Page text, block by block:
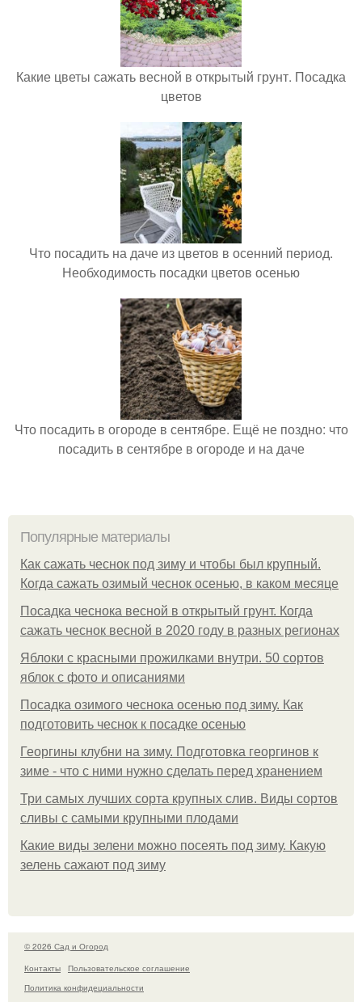
Какие цветы сажать весной в открытый грунт. Посадка
цветов
Что посадить на даче из цветов в осенний период.
Необходимость посадки цветов осенью
Что посадить в огороде в сентябре. Ещё не поздно: что
посадить в сентябре в огороде и на даче
Популярные материалы
Как сажать чеснок под зиму и чтобы был крупный.
Когда сажать озимый чеснок осенью, в каком месяце
Посадка чеснока весной в открытый грунт. Когда
сажать чеснок весной в 2020 году в разных регионах
Яблоки с красными прожилками внутри. 50 сортов
яблок с фото и описаниями
Посадка озимого чеснока осенью под зиму. Как
подготовить чеснок к посадке осенью
Георгины клубни на зиму. Подготовка георгинов к
зиме - что с ними нужно сделать перед хранением
Три самых лучших сорта крупных слив. Виды сортов
сливы с самыми крупными плодами
Какие виды зелени можно посеять под зиму. Какую
зелень сажают под зиму
© 2026 Сад и Огород
Контакты
Пользовательское соглашение
Политика конфидециальности